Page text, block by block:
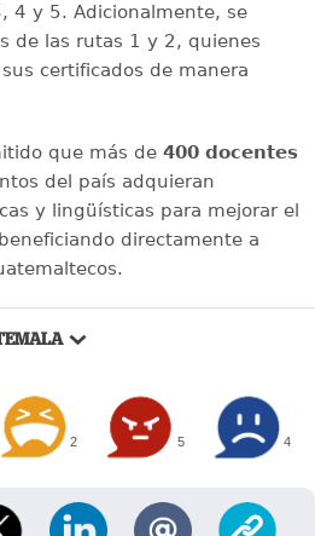
4 y 5. Adicionalmente, se
de las rutas 1 y 2, quienes
certificados de manera
que más de 400 docentes
del país adquieran
y lingüísticas para mejorar el
directamente a
2 5 4